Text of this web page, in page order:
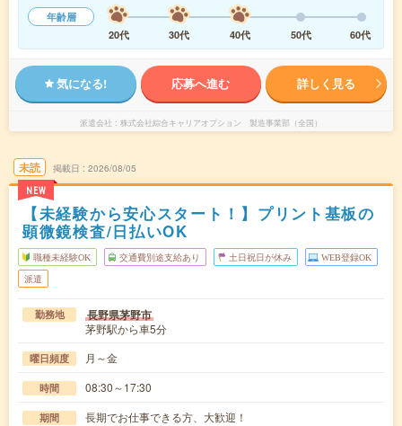
年齢層
20代
30代 40代 50代 60代
気になる! 応募へ進む 詳しく見る
派遣会社 株式会社綜合キャリアオプション 製造事業部（全国）
未読
NEW
掲載日 2026/08/05
【未経験から安心スタート！】プリント基板の
顕微鏡検査/日払いOK
職種未経験OK 交通費別途支給あり 土日祝日が休み WEB登録OK
派遣
勤務地 長野県茅野市
茅野駅から車5分
曜日頻度 月～金
時間 08:30～17:30
期間 長期でお仕事できる方、大歓迎！